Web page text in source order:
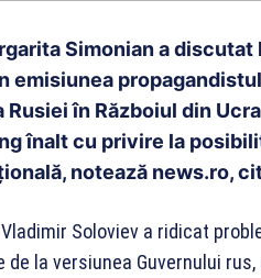
Simonian a
emisiunea
în Războiul din
înalt cu privire la
notează news.ro,
Soloviev a ridicat
de la versiunea Guvernului